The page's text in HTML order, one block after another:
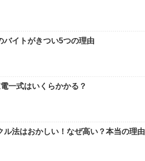
バイトがきつい5つの理由
一式はいくらかかる？
ル法はおかしい！なぜ高い？本当の理由